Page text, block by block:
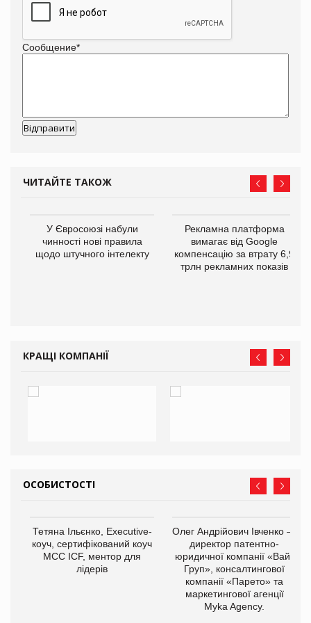
Сообщение*
ЧИТАЙТЕ ТАКОЖ
У Євросоюзі набули
чинності нові правила
щодо штучного інтелекту
Рекламна платформа
вимагає від Google
компенсацію за втрату 6,9
трлн рекламних показів
КРАЩІ КОМПАНІЇ
ОСОБИСТОСТІ
Тетяна Ільєнко, Executive-
коуч, сертифікований коуч
МСС ICF, ментор для
лідерів
Олег Андрійович Івченко —
директор патентно-
юридичної компанії «Вайз
Груп», консалтингової
компанії «Парето» та
маркетингової агенції
Myka Agency.